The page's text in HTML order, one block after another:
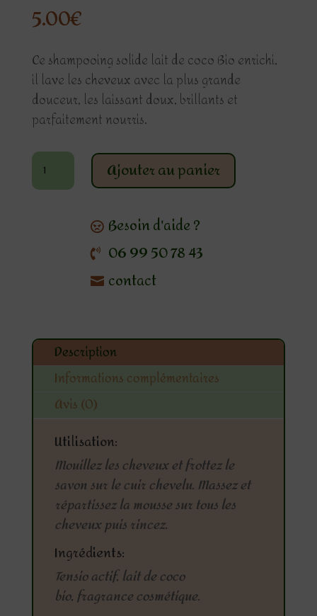
5.00€
Ce shampooing solide lait de coco Bio enrichi,
il lave les cheveux avec la plus grande
douceur, les laissant doux, brillants et
parfaitement nourris.
quantité
de
Ajouter au panier
Besoin d'aide ?
06 99 50 78 43
contact
Description
Informations complémentaires
Avis (0)
Utilisation:
Mouillez les cheveux et frottez le
savon sur le cuir chevelu. Massez et
répartissez la mousse sur tous les
cheveux puis rincez.
Ingrédients:
Tensio actif, lait de coco
bio, fragrance cosmétique.